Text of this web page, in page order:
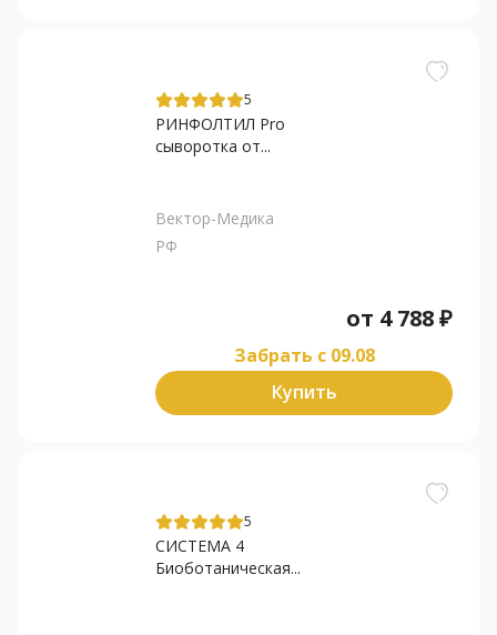
5
РИНФОЛТИЛ Pro
сыворотка от...
Вектор-Медика
РФ
от 4 788₽
Забрать c 09.08
Купить
5
СИСТЕМА 4
Биоботаническая...